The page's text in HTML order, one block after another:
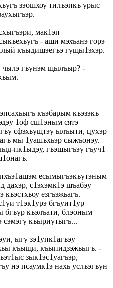
зэошхоу тилъэпкъ урыс
мак1эп
- ащи мэхъанэ горэ
къыдищэегъэ гущы1эхэр.
чылэ гъунэм щылъыр? -
къэбарым къэзэкъ
1оф сш1эным сятэ
сфэхъущтэу ылъыти, цухэр
мы 1уашъхьэр сыжъонэу.
пк1ыдэу, гъэщыгъэу гъуч1
есымыгъэкъутэным
дахэр, с1эхэмк1э шъабэу
езгъэжьагъ.
т1эк1урэ бгъуит1ур
бгъур къэлъати, блэоным
къыриутыгъ...
ыгу зэ1упк1агъэу
къыщи, къыпидзэжьыгъ. -
зык1эс1уагъэр,
нэ псаумк1э нахь услъэгъун